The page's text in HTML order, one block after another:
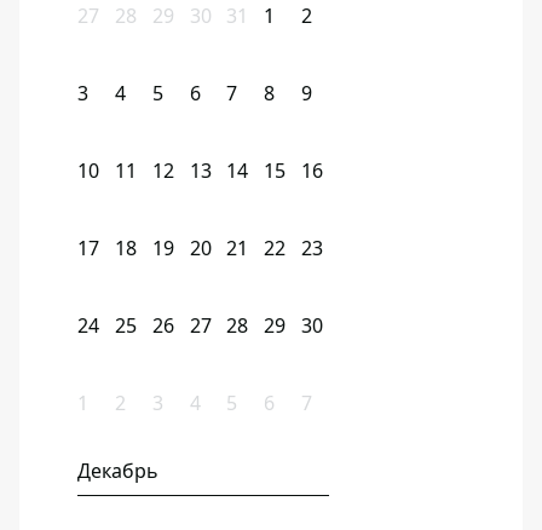
27 28 29 30 31 1 2
3 4 5 6 7 8 9
10 11 12 13 14 15 16
17 18 19 20 21 22 23
24 25 26 27 28 29 30
1 2 3 4 5 6 7
Декабрь